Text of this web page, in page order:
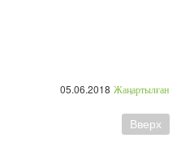
05.06.2018 Жаңартылған
Вверх